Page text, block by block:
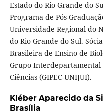
Estado do Rio Grande do
Programa de Pós-
Universidade Regional do
do Rio Grande do Sul.
Brasileira de Ensino de
Grupo Interdepartamental
Ciências (GIPEC-UNIJUI).
Kléber Aparecido da
Brasília